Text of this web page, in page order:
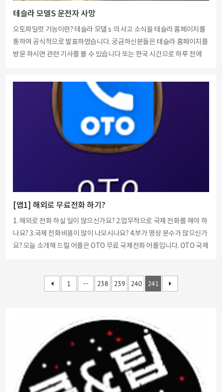
테슬라 모델S 운전자 사망
오토파일럿 기능이란? 테슬라 모델 s 의 사고 소식을 테슬라 홈페이지를
통하여 공식적으로 발표하였습니다. 궁금하신분들은 테슬라 홈페이지를
방문 하시면 관련 기사를 볼 수 있습니다 또는 한국 시간으로 하루 전에
트럭이 끼어들기를 하는 과정 가운데 모델 s는 흰색 차선과 트레일러에
흰색을 구분 하지 못하였습니다 이로 인하여 오토파일럿 기능으로 정차
하지 않은채 그대로 충돌하였습니다 그 충격으로 운전자는 사망하였습
니다 테슬라 측은 유가족에게 경의를 표하였으며 완벽하지 않은 오토파
일럿 기능을 더 발전시 킬 것을 약속 하였습니다 자율주행 개념을 가지고
있던 차량 제조사들도 이 계기를 ..
[앱1] 해외로 무료전화 하기?
1. 해외로 전화 하실 일이 많으신가요? 2.업무적으로 국제 전화를 해야 하
나요? 3.국제 전화비용이 많이 나오시나요? 4.부가 영상 분수가 많으신가
요? 오늘 소개해 드릴 어플은 OTO 무료 국제전화 어플입니다. OTO 국제
해외에서는 로밍비용이 발생하기 때문에 국내 분들에게는 카카오톡의
의 글을 참조해 주십시오. 무료 국제전화를 제외한 와이파이 환경이나 유
료 국제전화를 사용하기 위해서는 글로벌 oto 어플을 설치하셔야 합니
1 ··· 238 239 240 241